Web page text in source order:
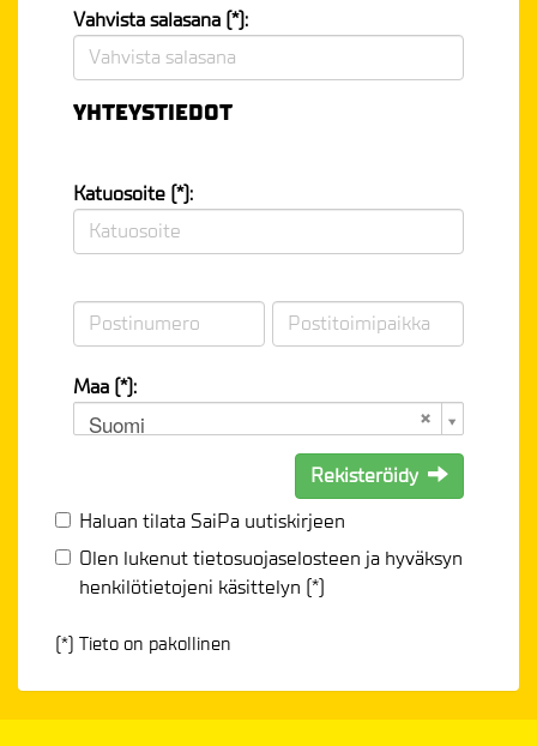
Vahvista salasana (*):
YHTEYSTIEDOT
Katuosoite (*):
Maa (*):
Suomi
Rekisteröidy
Haluan tilata SaiPa uutiskirjeen
Olen lukenuttietosuojaselosteen ja hyväksyn
henkilötietojeni käsittelyn (*)
(*) Tieto on pakollinen